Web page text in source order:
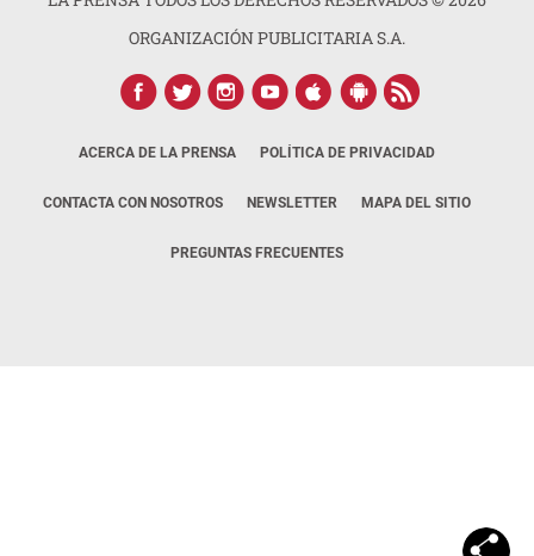
ORGANIZACIÓN PUBLICITARIA S.A.
ACERCA DE LA PRENSA POLÍTICA DE PRIVACIDAD
CONTACTA CON NOSOTROS NEWSLETTER MAPA DEL SITIO
PREGUNTAS FRECUENTES